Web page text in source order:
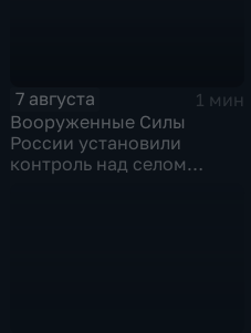
7 августа
1 мин
Вооруженные Силы
России установили
контроль над селом